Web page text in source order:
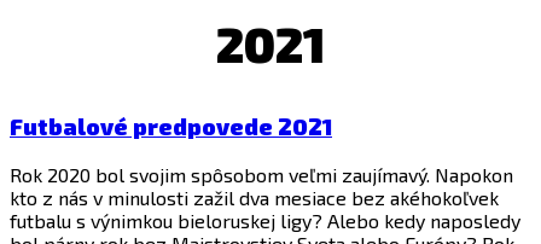
2021
Futbalové predpovede 2021
Rok 2020 bol svojim spôsobom veľmi zaujímavý. Napokon
kto z nás v minulosti zažil dva mesiace bez akéhokoľvek
futbalu s výnimkou bieloruskej ligy? Alebo kedy naposledy